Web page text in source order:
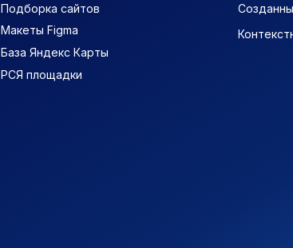
Подборка сайтов
Макеты Figma
База Яндекс Карты
РСЯ площадки